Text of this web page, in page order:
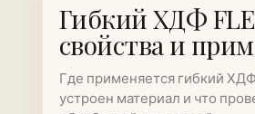
Гибкий ХДФ
свойства и
Где применяется гибкий ХДФ
устроен материал и что